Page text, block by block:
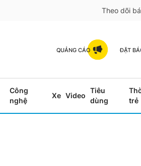
Theo dõi
QUẢNG CÁO ĐẶT
Công
nghệ
Xe Video
Tiêu
dùng
trẻ